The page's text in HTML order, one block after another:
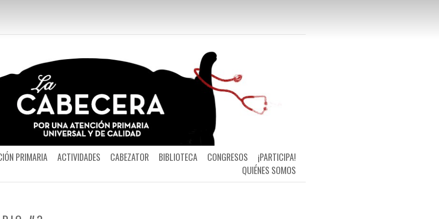
¡PARTICIPA!
CONGRESOS
BIBLIOTECA
CABEZATOR
ACTIVIDADES
PRIMARIA
QUIÉNES SOMOS